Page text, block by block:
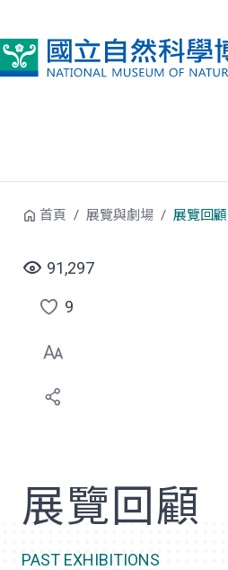
首頁 展覽與劇場 展覽回顧
91,297
點
選
喜
9
展覽回顧
PAST EXHIBITIONS